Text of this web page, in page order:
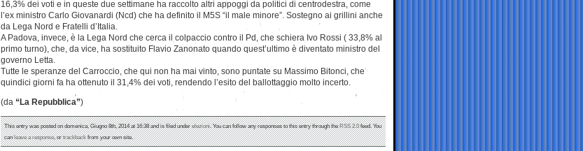
16,3% dei voti e in queste due settimane ha raccolto altri appoggi da politici di centrodestra, come
l’ex ministro Carlo Giovanardi (Ncd) che ha definito il M5S “il male minore”. Sostegno ai grillini anche
da Lega Nord e Fratelli d’Italia.
A Padova, invece, è la Lega Nord che cerca il colpaccio contro il Pd, che schiera Ivo Rossi ( 33,8% al
primo turno), che, da vice, ha sostituito Flavio Zanonato quando quest’ultimo è diventato ministro del
governo Letta.
Tutte le speranze del Carroccio, che qui non ha mai vinto, sono puntate su Massimo Bitonci, che
quindici giorni fa ha ottenuto il 31,4% dei voti, rendendo l’esito del ballottaggio molto incerto.
(da “La Repubblica”)
This entry was posted on domenica, Giugno 8th, 2014 at 16:38 and is filed underelezioni. You can follow any responses to this entry through theRSS 2.0feed. You
canleave a response, ortrackbackfrom your own site.